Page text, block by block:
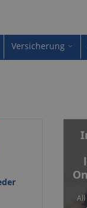
Versicherung
All